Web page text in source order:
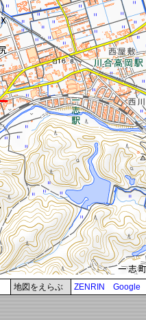
地図をえらぶ ZENRIN Google